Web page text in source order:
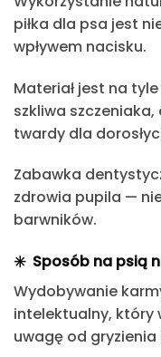
piłka dla psa jest
wpływem nacisku.
Materiał jest na tyle
szkliwa szczeniaka,
twardy dla
Zabawka
zdrowia pupila —
barwników.
✳️Sposób na psią
Wydobywanie
intelektualny, który
uwagę od